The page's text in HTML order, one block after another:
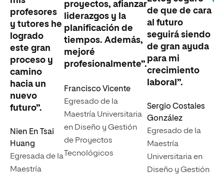
profesores
y tutores he
logrado
este gran
proceso y
camino
hacia un
nuevo
futuro”.
Nien En Tsai
Huang
Egresada de la
Maestría
proyectos, afianzar
liderazgos y la
planificación de
tiempos. Además,
mejoré
profesionalmente”.
Francisco Vicente
Egresado de la
Maestría Universitaria
en Diseño y Gestión
de Proyectos
Tecnológicos
de que de cara
al futuro
seguirá siendo
de gran ayuda
para mi
crecimiento
laboral”.
Sergio Costales
González
Egresado de la
Maestría
Universitaria en
Diseño y Gestión